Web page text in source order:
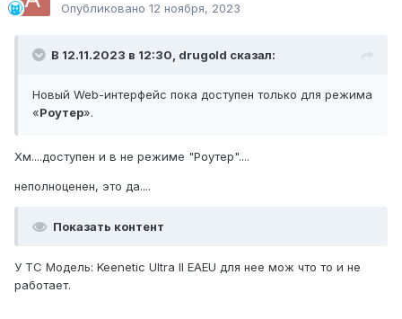
Опубликовано 12 ноября, 2023
В 12.11.2023 в 12:30, drugold сказал:
Новый Web-интерфейс пока доступен только для режима
«Роутер».
Хм....доступен и в не режиме "Роутер"....
неполноценен, это да....
Показать контент
У ТС Модель: Keenetic Ultra II EAEU для нее мож что то и не
работает.